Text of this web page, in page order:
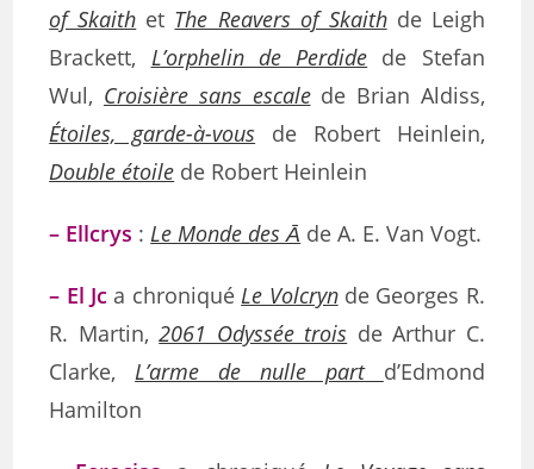
of Skaith et The Reavers of Skaithde Leigh
Brackett, L’orphelin de Perdide de Stefan
Wul, Croisière sans escalede Brian Aldiss,
Étoiles, garde-à-vous de Robert Heinlein,
Double étoile de Robert Heinlein
– Ellcrys :Le Monde des Ᾱ de A. E. Van Vogt.
– El Jc a chroniquéLe Volcrynde Georges R.
R. Martin,2061 Odyssée trois de Arthur C.
Clarke,L’arme de nulle part d’Edmond
Hamilton